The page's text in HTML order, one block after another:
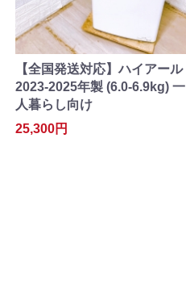
【全国発送対応】ハイアール
2023-2025年製 (6.0-6.9kg) 一
人暮らし向け
25,300円